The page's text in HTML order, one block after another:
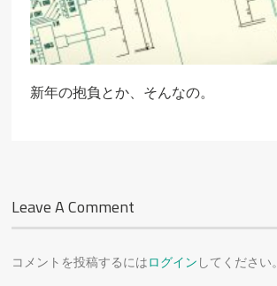
新年の抱負とか、そんなの。
Leave A Comment
コメントを投稿するにはログイン してください。